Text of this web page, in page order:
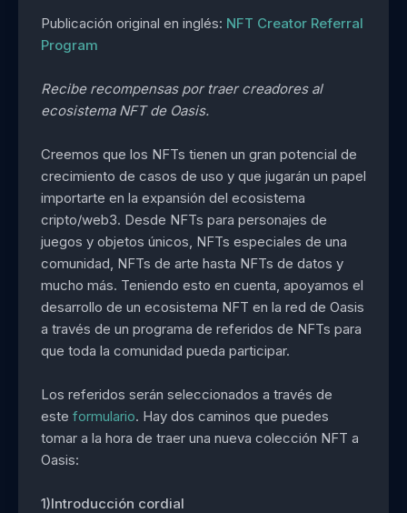
Publicación original en inglés: NFT Creator Referral
Program
Recibe recompensas por traer creadores al
ecosistema NFT de Oasis.
Creemos que los NFTs tienen un gran potencial de
crecimiento de casos de uso y que jugarán un papel
importarte en la expansión del ecosistema
cripto/web3. Desde NFTs para personajes de
juegos y objetos únicos, NFTs especiales de una
comunidad, NFTs de arte hasta NFTs de datos y
mucho más. Teniendo esto en cuenta, apoyamos el
desarrollo de un ecosistema NFT en la red de Oasis
a través de un programa de referidos de NFTs para
que toda la comunidad pueda participar.
Los referidos serán seleccionados a través de
este formulario. Hay dos caminos que puedes
tomar a la hora de traer una nueva colección NFT a
Oasis:
1)Introducción cordial